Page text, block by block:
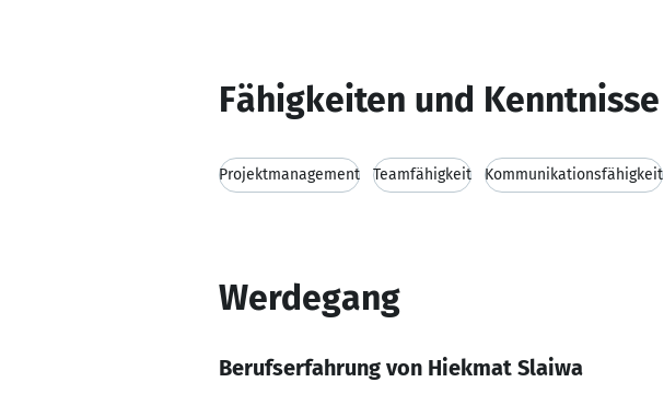
Fähigkeiten und Kenntnisse
Projektmanagement Teamfähigkeit Kommunikationsfähigkeit
Werdegang
Berufserfahrung von Hiekmat Slaiwa